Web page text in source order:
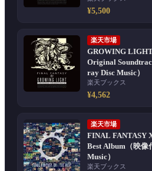
¥5,500
楽天市場
GROWING
Original
ray Disc Music）
楽天ブックス
¥4,562
楽天市場
FINAL FANTASY
Best Album（映像
Music）
楽天ブックス